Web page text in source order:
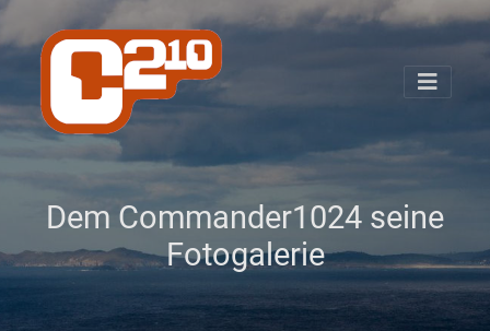
Dem Commander1024 seine
Fotogalerie